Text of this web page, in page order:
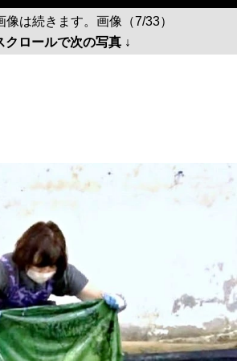
像は続きます。画像（7/33）
クロールで次の写真 ↓